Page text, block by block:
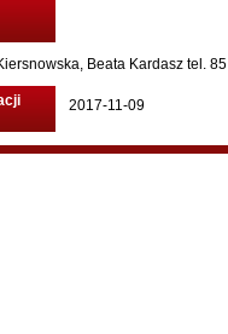
Beata Kardasz tel.
2017-11-09